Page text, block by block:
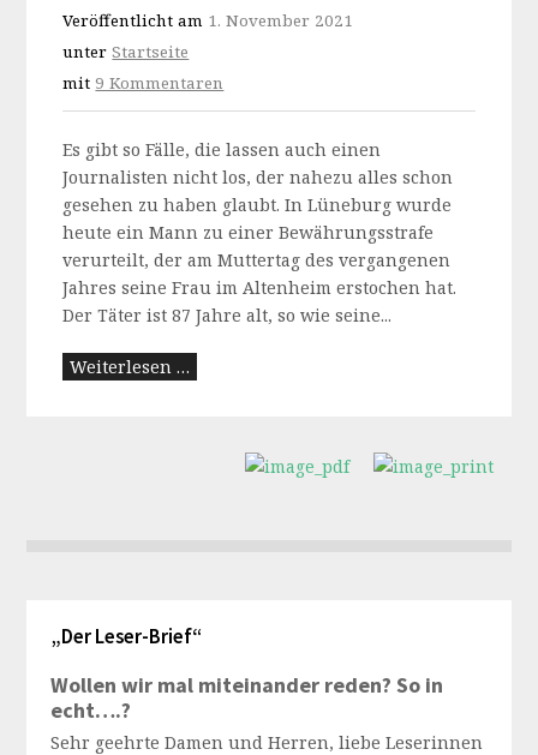
Veröffentlicht am 1. November 2021
unterStartseite
mit9 Kommentaren
Es gibt so Fälle, die lassen auch einen
Journalisten nicht los, der nahezu alles schon
gesehen zu haben glaubt. In Lüneburg wurde
heute ein Mann zu einer Bewährungsstrafe
verurteilt, der am Muttertag des vergangenen
Jahres seine Frau im Altenheim erstochen hat.
Der Täter ist 87 Jahre alt, so wie seine...
Weiterlesen …
„Der Leser-Brief“
Wollen wir mal miteinander reden? So in
echt….?
Sehr geehrte Damen und Herren, liebe Leserinnen